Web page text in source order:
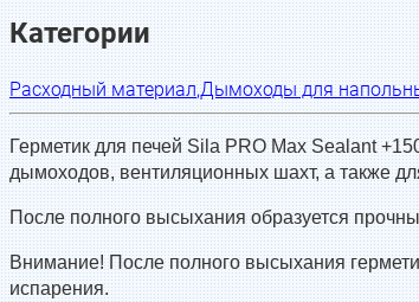
Категории
Расходный материал,Дымоходы для
Герметик для печей Sila PRO Max Sealant
дымоходов, вентиляционных шахт, а также
После полного высыхания образуется
Внимание! После полного высыхания
испарения.